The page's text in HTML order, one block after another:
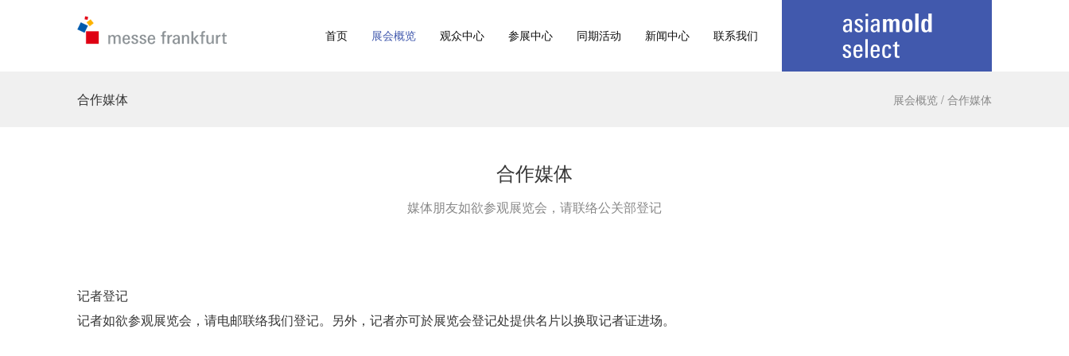
首页 展会概览 观众中心 参展中心 同期活动 新闻中心 联系我们
合作媒体 展会概览 / 合作媒体
合作媒体
媒体朋友如欲参观展览会，请联络公关部登记
记者登记
记者如欲参观展览会，请电邮联络我们登记。另外，记者亦可於展览会登记处提供名片以换取记者证进场。